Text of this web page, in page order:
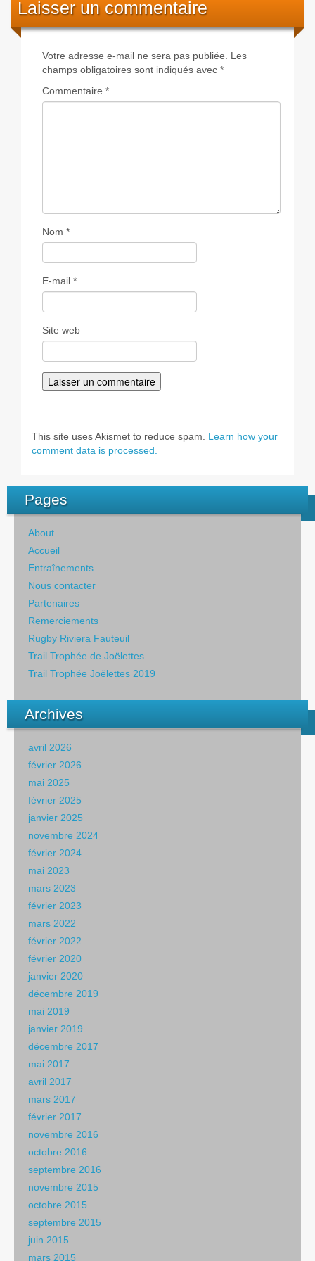
Laisser un commentaire
Votre adresse e-mail ne sera pas publiée.
Les
champs obligatoires sont indiqués avec *
Commentaire *
Nom *
E-mail *
Site web
This site uses Akismet to reduce spam. Learn how your
comment data is processed.
Pages
About
Accueil
Entraînements
Nous contacter
Partenaires
Remerciements
Rugby Riviera Fauteuil
Trail Trophée de Joëlettes
Trail Trophée Joëlettes 2019
Archives
avril 2026
février 2026
mai 2025
février 2025
janvier 2025
novembre 2024
février 2024
mai 2023
mars 2023
février 2023
mars 2022
février 2022
février 2020
janvier 2020
décembre 2019
mai 2019
janvier 2019
décembre 2017
mai 2017
avril 2017
mars 2017
février 2017
novembre 2016
octobre 2016
septembre 2016
novembre 2015
octobre 2015
septembre 2015
juin 2015
mars 2015